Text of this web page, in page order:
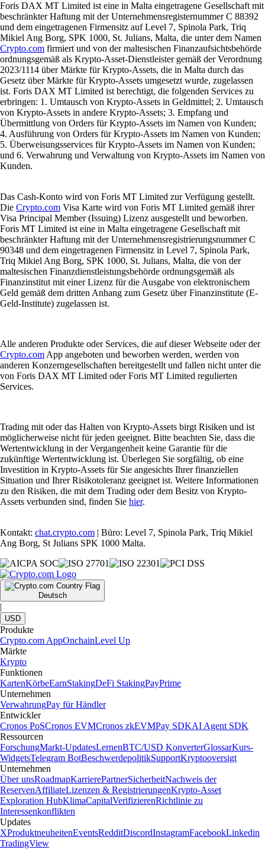
Foris DAX MT Limited ist eine in Malta eingetragene Gesellschaft mit
beschränkter Haftung mit der Unternehmensregisternummer C 88392
und dem eingetragenen Firmensitz auf Level 7, Spinola Park, Triq
Mikiel Ang Borg, SPK 1000, St. Julians, Malta, die unter dem Namen
Crypto.com firmiert und von der maltesischen Finanzaufsichtsbehörde
ordnungsgemäß als Krypto-Asset-Dienstleister gemäß der Verordnung
2023/1114 über Märkte für Krypto-Assets, die in Malta durch das
Gesetz über Märkte für Krypto-Assets umgesetzt wurde, zugelassen
ist. Foris DAX MT Limited ist berechtigt, die folgenden Services zu
erbringen: 1. Umtausch von Krypto-Assets in Geldmittel; 2. Umtausch
von Krypto-Assets in andere Krypto-Assets; 3. Empfang und
Übermittlung von Orders für Krypto-Assets im Namen von Kunden;
4. Ausführung von Orders für Krypto-Assets im Namen von Kunden;
5. Überweisungsservices für Krypto-Assets im Namen von Kunden;
und 6. Verwahrung und Verwaltung von Krypto-Assets im Namen von
Kunden.
Das Cash-Konto wird von Foris MT Limited zur Verfügung gestellt.
Die Crypto.com Visa Karte wird von Foris MT Limited gemäß ihrer
Visa Principal Member (Issuing) Lizenz ausgestellt und beworben.
Foris MT Limited ist eine in Malta eingetragene Gesellschaft mit
beschränkter Haftung mit der Unternehmensregistrierungsnummer C
90348 und dem eingetragenen Firmensitz in Level 7, Spinola Park,
Triq Mikiel Ang Borg, SPK 1000, St. Julians, Malta, die von der
maltesischen Finanzdienstleistungsbehörde ordnungsgemäß als
Finanzinstitut mit einer Lizenz für die Ausgabe von elektronischem
Geld gemäß dem dritten Anhang zum Gesetz über Finanzinstitute (E-
Geld-Institute) zugelassen ist.
Alle anderen Produkte oder Services, die auf dieser Webseite oder der
Crypto.comApp angeboten und beworben werden, werden von
anderen Konzerngesellschaften bereitgestellt und fallen nicht unter die
von Foris DAX MT Limited oder Foris MT Limited regulierten
Services.
Trading mit oder das Halten von Krypto-Assets birgt Risiken und ist
möglicherweise nicht für jeden geeignet. Bitte beachten Sie, dass die
Wertentwicklung in der Vergangenheit keine Garantie für die
zukünftige Wertentwicklung ist. Überlegen Sie sorgfältig, ob eine
Investition in Krypto-Assets für Sie angesichts Ihrer finanziellen
Situation und Ihrer Risikotoleranz geeignet ist. Weitere Informationen
zu den Risiken, die mit dem Trading oder dem Besitz von Krypto-
Assets verbunden sind, finden Sie hier.
Kontakt: chat.crypto.com | Büro: Level 7, Spinola Park, Triq Mikiel
Ang Borg, St Julians SPK 1000 Malta.
Deutsch
|
USD
Produkte
Crypto.com AppOnchainLevel Up
Märkte
Krypto
Funktionen
KartenKörbeEarnStakingDeFi StakingPayPrime
Unternehmen
VerwahrungPay für Händler
Entwickler
Cronos PoSCronos EVMCronos zkEVMPay SDKAI Agent SDK
Ressourcen
ForschungMarkt-UpdatesLernenBTC/USD KonverterGlossarKurs-
WidgetsTelegram BotBeschwerdepolitikSupportKryptooversigt
Unternehmen
Über unsRoadmapKarrierePartnerSicherheitNachweis der
ReservenAffiliateLizenzen & RegistrierungenKrypto-Asset
Exploration HubKlimaCapitalVerifizierenRichtlinie zu
Interessenkonflikten
Updates
XProduktneuheitenEventsRedditDiscordInstagramFacebookLinkedin
TradingView